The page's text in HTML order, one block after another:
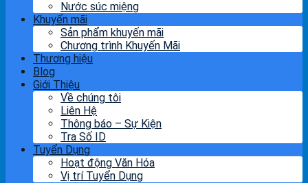
Nước súc miệng
Khuyến mãi
Sản phẩm khuyến mãi
Chương trình Khuyến Mãi
Thương hiệu
Blog
Giới Thiệu
Về chúng tôi
Liên Hệ
Thông báo – Sự Kiện
Tra Số ID
Tuyển Dụng
Hoạt động Văn Hóa
Vị trí Tuyển Dụng